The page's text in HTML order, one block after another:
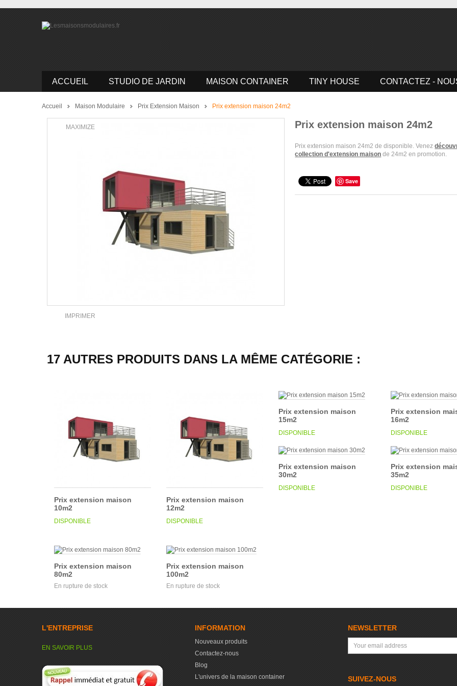
ACCUEIL STUDIO DE JARDIN MAISON CONTAINER TINY HOUSE CONTACTEZ -
Accueil Maison Modulaire Prix Extension Maison Prix extension maison 24m2
MAXIMIZE
IMPRIMER
Prix extension maison 24m2
Prix extension maison 24m2 de disponible. Venez
collection d'extension maison de 24m2 en promotion.
Save
17 AUTRES PRODUITS DANS LA MÊME CATÉGORIE :
Prix extension maison
10m2
DISPONIBLE
Prix extension maison
12m2
DISPONIBLE
Prix extension maison
15m2
DISPONIBLE
Prix extension
16m2
DISPONIBLE
Prix extension maison
30m2
DISPONIBLE
Prix extension
35m2
DISPONIBLE
Prix extension maison
80m2
En rupture de stock
Prix extension maison
100m2
En rupture de stock
L'ENTREPRISE
EN SAVOIR PLUS
INFORMATION
Nouveaux produits
Contactez-nous
Blog
L'univers de la maison container
NEWSLETTER
SUIVEZ-NOUS